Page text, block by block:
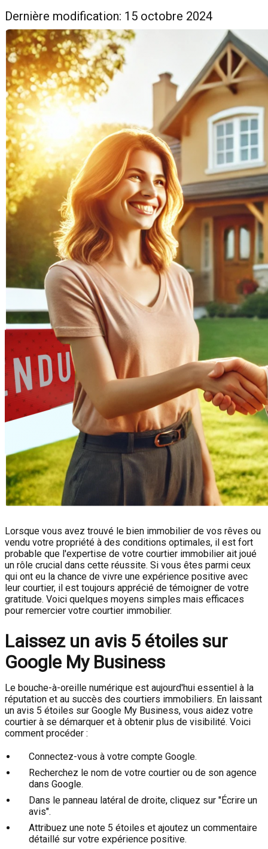
Dernière modification: 15 octobre 2024
Lorsque vous avez trouvé le bien immobilier de vos rêves ou
vendu votre propriété à des conditions optimales, il est fort
probable que l'expertise de votre courtier immobilier ait joué
un rôle crucial dans cette réussite. Si vous êtes parmi ceux
qui ont eu la chance de vivre une expérience positive avec
leur courtier, il est toujours apprécié de témoigner de votre
gratitude. Voici quelques moyens simples mais efficaces
pour remercier votre courtier immobilier.
Laissez un avis 5 étoiles sur
Google My Business
Le bouche-à-oreille numérique est aujourd'hui essentiel à la
réputation et au succès des courtiers immobiliers. En laissant
un avis 5 étoiles sur Google My Business, vous aidez votre
courtier à se démarquer et à obtenir plus de visibilité. Voici
comment procéder :
Connectez-vous à votre compte Google.
Recherchez le nom de votre courtier ou de son agence
dans Google.
Dans le panneau latéral de droite, cliquez sur "Écrire un
avis".
Attribuez une note 5 étoiles et ajoutez un commentaire
détaillé sur votre expérience positive.